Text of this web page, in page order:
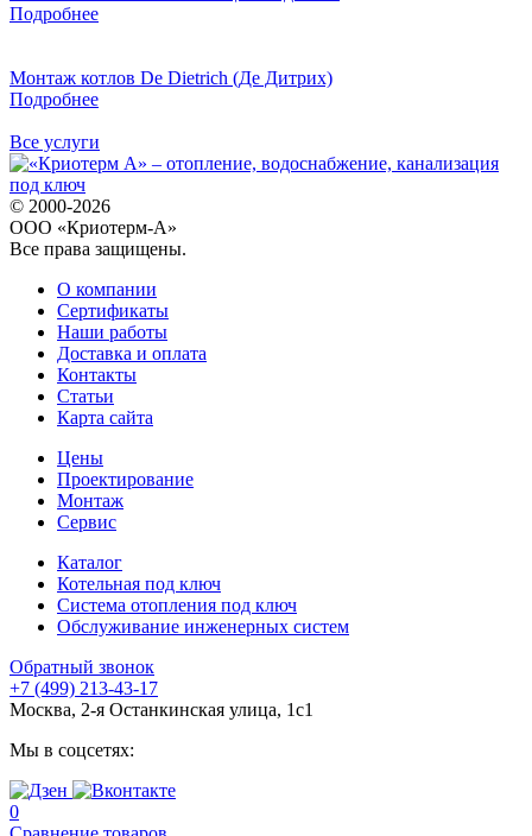
Подробнее
Монтаж котлов De Dietrich (Де Дитрих)
Подробнее
Все услуги
© 2000-2026
ООО «Криотерм-А»
Все права защищены.
О компании
Сертификаты
Наши работы
Доставка и оплата
Контакты
Статьи
Карта сайта
Цены
Проектирование
Монтаж
Сервис
Каталог
Котельная под ключ
Система отопления под ключ
Обслуживание инженерных систем
Обратный звонок
+7 (499) 213-43-17
Москва, 2-я Останкинская улица, 1с1
Мы в соцсетях:
0